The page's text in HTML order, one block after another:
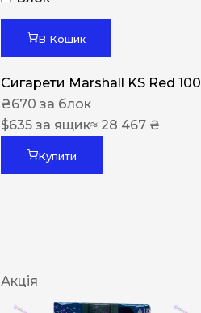
В Кошик
Сигарети Marshall KS Red 100
₴670 за блок
$635 за ящик≈ 28 467 ₴
Купити
Акція